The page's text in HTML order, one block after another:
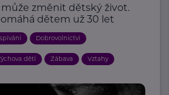
změnit dětský život.
dětem už 30 let
Dobrovolnictví
dětí Zábava Vztahy